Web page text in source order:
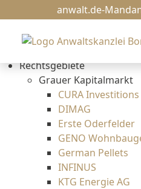
Kanzlei
Erbrecht
Bankrecht
Rechtsgebiete
Grauer Kapitalmarkt
CURA Investitions
DIMAG
Erste Oderfelder
GENO
German Pellets
INFINUS
KTG Energie AG
anwalt.de-